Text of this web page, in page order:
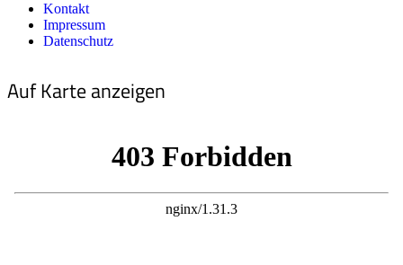
Kontakt
Impressum
Datenschutz
Auf Karte anzeigen